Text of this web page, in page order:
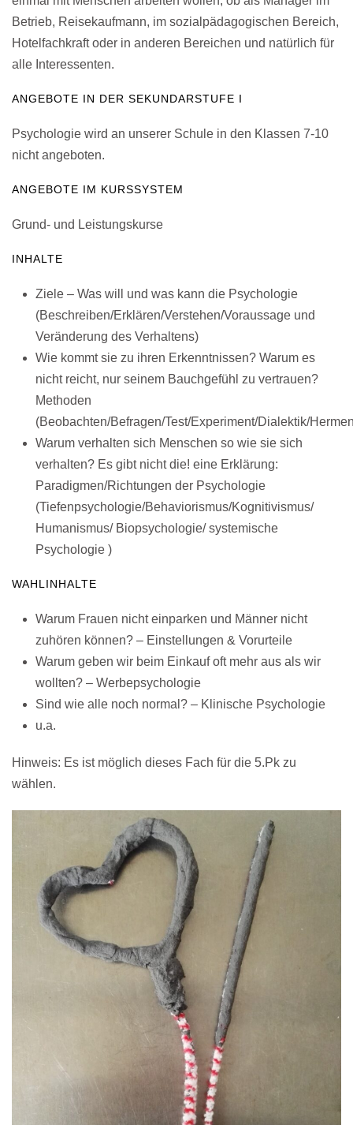
Betrieb, Reisekaufmann, im sozialpädagogischen Bereich,
Hotelfachkraft oder in anderen Bereichen und natürlich für
alle Interessenten.
ANGEBOTE IN DER SEKUNDARSTUFE I
Psychologie wird an unserer Schule in den Klassen 7-10
nicht angeboten.
ANGEBOTE IM KURSSYSTEM
Grund- und Leistungskurse
INHALTE
Ziele – Was will und was kann die Psychologie
(Beschreiben/Erklären/Verstehen/Voraussage und
Veränderung des Verhaltens)
Wie kommt sie zu ihren Erkenntnissen? Warum es
nicht reicht, nur seinem Bauchgefühl zu vertrauen?
Methoden
(Beobachten/Befragen/Test/Experiment/Dialektik/
Warum verhalten sich Menschen so wie sie sich
verhalten? Es gibt nicht die! eine Erklärung:
Paradigmen/Richtungen der Psychologie
(Tiefenpsychologie/Behaviorismus/Kognitivismus/
Humanismus/ Biopsychologie/ systemische
Psychologie )
WAHLINHALTE
Warum Frauen nicht einparken und Männer nicht
zuhören können? – Einstellungen & Vorurteile
Warum geben wir beim Einkauf oft mehr aus als wir
wollten? – Werbepsychologie
Sind wie alle noch normal? – Klinische Psychologie
u.a.
Hinweis: Es ist möglich dieses Fach für die 5.Pk zu
wählen.